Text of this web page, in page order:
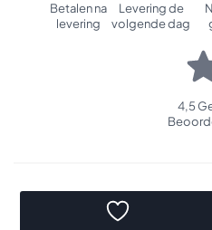
Betalen na
levering
Levering de
volgende dag
4,5